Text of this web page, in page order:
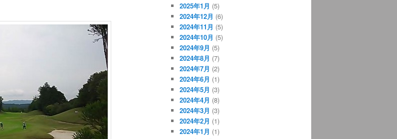
2025年1月 (5)
2024年12月 (6)
2024年11月 (5)
2024年10月 (5)
2024年9月 (5)
2024年8月 (7)
2024年7月 (2)
2024年6月 (1)
2024年5月 (3)
2024年4月 (8)
2024年3月 (3)
2024年2月 (1)
2024年1月 (1)